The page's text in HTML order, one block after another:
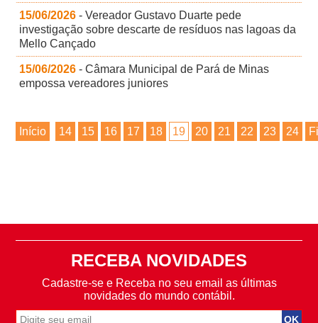
15/06/2026 - Vereador Gustavo Duarte pede
investigação sobre descarte de resíduos nas lagoas da
Mello Cançado
15/06/2026 - Câmara Municipal de Pará de Minas
empossa vereadores juniores
Início 14 15 16 17 18 19 20 21 22 23 24
RECEBA NOVIDADES
Cadastre-se e Receba no seu email as últimas
novidades do mundo contábil.